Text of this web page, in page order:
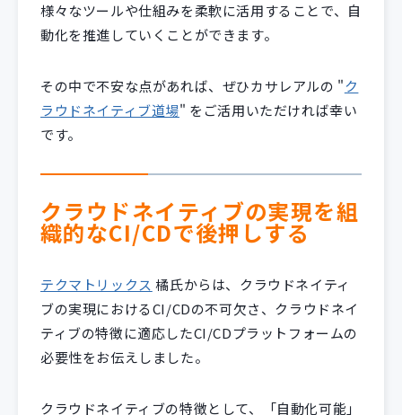
様々なツールや仕組みを柔軟に活用することで、自
動化を推進していくことができます。
その中で不安な点があれば、ぜひカサレアルの "ク
ラウドネイティブ道場" をご活用いただければ幸い
です。
クラウドネイティブの実現を組
織的なCI/CDで後押しする
テクマトリックス 橘氏からは、クラウドネイティ
ブの実現におけるCI/CDの不可欠さ、クラウドネイ
ティブの特徴に適応したCI/CDプラットフォームの
必要性をお伝えしました。
クラウドネイティブの特徴として、「自動化可能」